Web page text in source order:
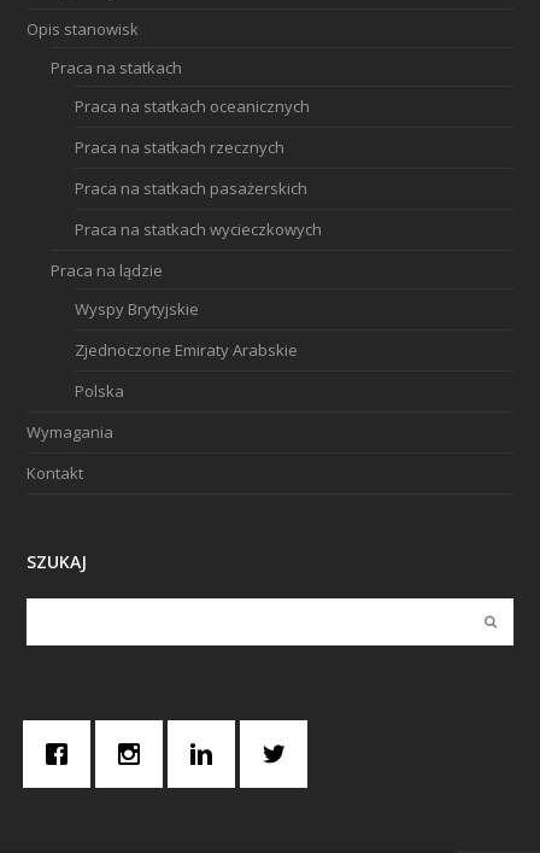
Opis stanowisk
Praca na statkach
Praca na statkach oceanicznych
Praca na statkach rzecznych
Praca na statkach pasażerskich
Praca na statkach wycieczkowych
Praca na lądzie
Wyspy Brytyjskie
Zjednoczone Emiraty Arabskie
Polska
Wymagania
Kontakt
SZUKAJ
Submit